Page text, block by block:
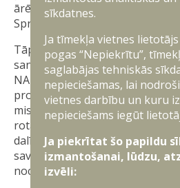
ārējās robežas, arī gaisa
Sprūds.
Tāpat sanāksmes
sanāksmi ar NATO
NATO finansējuma
projektiem, gan Baltijas
misijas stiprināšanu un
rotācijas modeļa ieviešanu.
dalījās praktiskā un
savas sauszemes
nocietinājumiem.
sīkdatnes.
Ja tīmekļa vietnes
pogas “Nepiekrītu”,
saglabājas tehniskās
nepieciešamas, lai
vietnes darbību un kuru
nepieciešams iegūt
Ja piekrītat šo papildu
izmantošanai, lūdzu,
izvēli: